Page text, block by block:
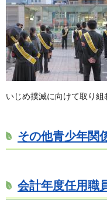
いじめ撲滅に向けて取り組
その他青少年関
会計年度任用職